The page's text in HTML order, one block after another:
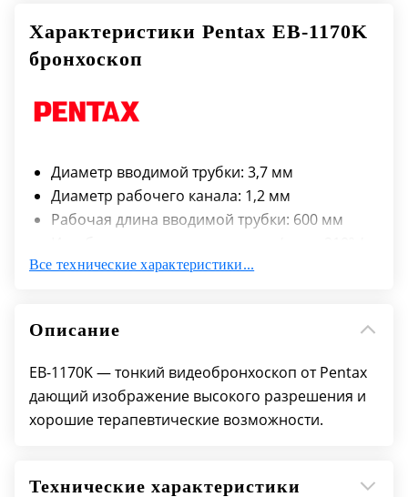
Характеристики Pentax EB-1170K
бронхоскоп
Диаметр вводимой трубки: 3,7 мм
Диаметр рабочего канала: 1,2 мм
Рабочая длина вводимой трубки: 600 мм
130º
Все технические характеристики...
Описание
EB-1170K — тонкий видеобронхоскоп от Pentax
дающий изображение высокого разрешения и
хорошие терапевтические возможности.
Технические характеристики